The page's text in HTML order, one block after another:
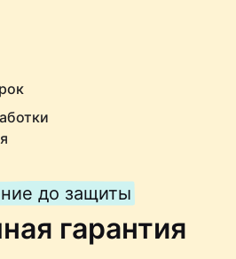
до защиты
гарантия